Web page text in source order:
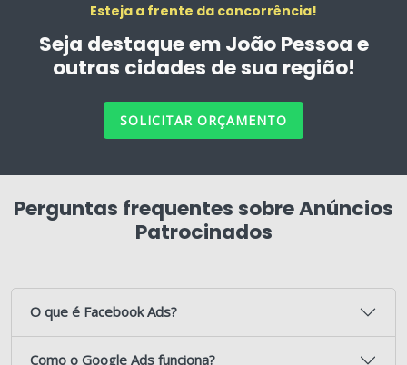
Esteja a frente da concorrência!
Seja destaque em João Pessoa e
outras cidades de sua região!
SOLICITAR ORÇAMENTO
Perguntas frequentes sobre Anúncios
Patrocinados
O que é Facebook Ads?
Como o Google Ads funciona?